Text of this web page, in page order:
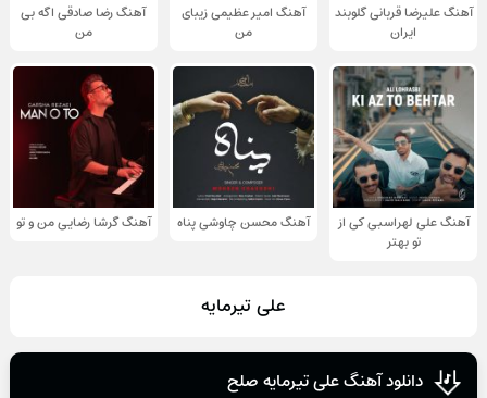
آهنگ علیرضا قربانی گلوبند
ایران
آهنگ امیر عظیمی زیبای
من
آهنگ رضا صادقی اگه بی
من
آهنگ علی لهراسبی کی از
تو ‌بهتر
آهنگ محسن چاوشی پناه آهنگ گرشا رضایی من و تو
علی تیرمایه
دانلود آهنگ علی تیرمایه صلح